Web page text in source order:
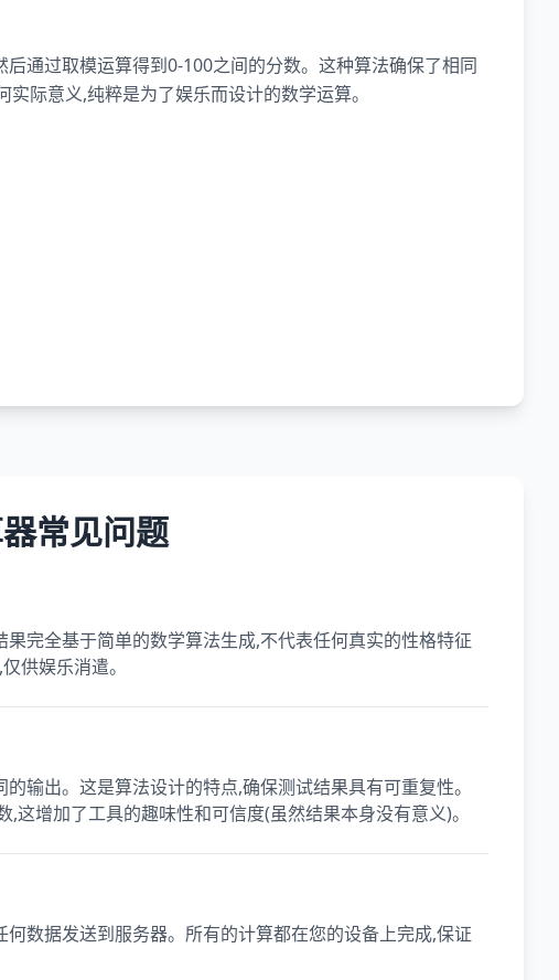
通过取模运算得到0-100之间的分数。这种算法确保了相同
际意义,纯粹是为了娱乐而设计的数学运算。
常见问题
完全基于简单的数学算法生成,不代表任何真实的性格特征
供娱乐消遣。
输出。这是算法设计的特点,确保测试结果具有可重复性。
增加了工具的趣味性和可信度(虽然结果本身没有意义)。
数据发送到服务器。所有的计算都在您的设备上完成,保证